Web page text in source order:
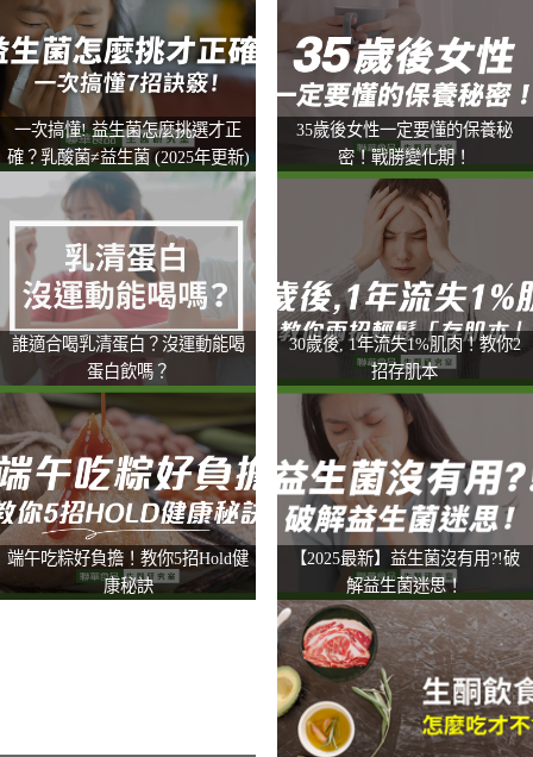
一次搞懂! 益生菌怎麼挑選才正
確？乳酸菌≠益生菌 (2025年更新)
35歲後女性一定要懂的保養秘
密！戰勝變化期！
誰適合喝乳清蛋白？沒運動能喝
蛋白飲嗎？
30歲後, 1年流失1%肌肉！教你2
招存肌本
端午吃粽好負擔！教你5招Hold健
康秘訣
【2025最新】益生菌沒有用?!破
解益生菌迷思！